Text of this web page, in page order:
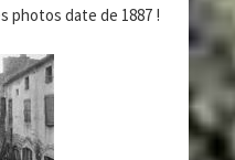
photos date de 1887 !